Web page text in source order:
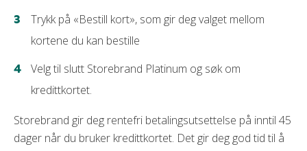
Trykk på «Bestill kort», som gir deg valget mellom
kortene du kan bestille
Velg til slutt Storebrand Platinum og søk om
kredittkortet.
Storebrand gir deg rentefri betalingsutsettelse på inntil 45
dager når du bruker kredittkortet. Det gir deg god tid til å